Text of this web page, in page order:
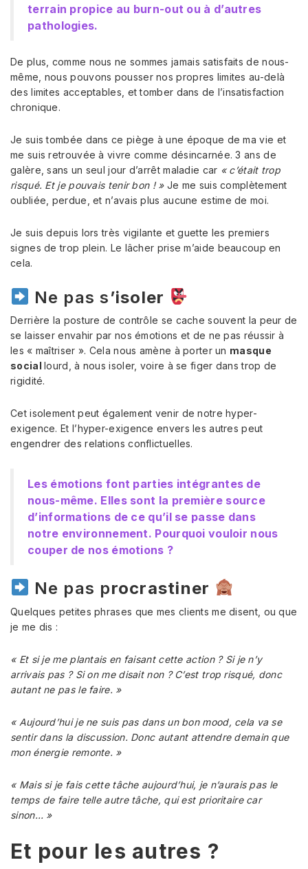
terrain propice au burn-out ou à d’autres
pathologies.
De plus, comme nous ne sommes jamais satisfaits de nous-
même, nous pouvons pousser nos propres limites au-delà
des limites acceptables, et tomber dans de l’insatisfaction
chronique.
Je suis tombée dans ce piège à une époque de ma vie et
me suis retrouvée à vivre comme désincarnée. 3 ans de
galère, sans un seul jour d’arrêt maladie car « c’était trop
risqué. Et je pouvais tenir bon ! »Je me suis complètement
oubliée, perdue, et n’avais plus aucune estime de moi.
Je suis depuis lors très vigilante et guette les premiers
signes de trop plein. Le lâcher prise m’aide beaucoup en
cela.
Ne pas s’isoler
Derrière la posture de contrôle se cache souvent la peur de
se laisser envahir par nos émotions et de ne pas réussir à
les « maîtriser ». Cela nous amène à porter un masque
sociallourd, à nous isoler, voire à se figer dans trop de
rigidité.
Cet isolement peut également venir de notre hyper-
exigence. Et l’hyper-exigence envers les autres peut
engendrer des relations conflictuelles.
Les émotions font parties intégrantes de
nous-même. Elles sont la première source
d’informations de ce qu’il se passe dans
notre environnement. Pourquoi vouloir nous
couper de nos émotions ?
Ne pas procrastiner
Quelques petites phrases que mes clients me disent, ou que
je me dis :
« Et si je me plantais en faisant cette action ? Si je n’y
arrivais pas ? Si on me disait non ? C’est trop risqué, donc
autant ne pas le faire. »
« Aujourd’hui je ne suis pas dans un bon mood, cela va se
sentir dans la discussion. Donc autant attendre demain que
mon énergie remonte. »
« Mais si je fais cette tâche aujourd’hui, je n’aurais pas le
temps de faire telle autre tâche, qui est prioritaire car
sinon… »
Et pour les autres ?